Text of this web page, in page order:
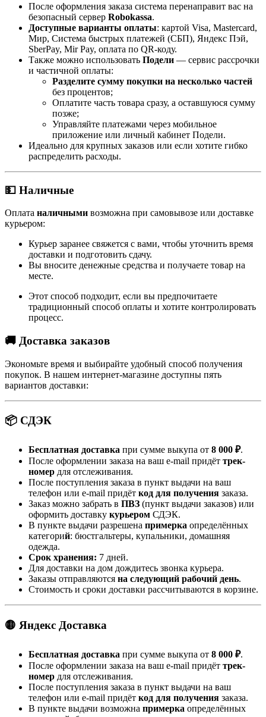
После оформления заказа система перенаправит вас на
безопасный сервер Robokassa.
Доступные варианты оплаты: картой Visa, Mastercard,
Мир, Система быстрых платежей (СБП), Яндекс Пэй,
SberPay, Mir Pay, оплата по QR-коду.
Также можно использовать Подели — сервис рассрочки
и частичной оплаты:
Разделите сумму покупки на несколько частей
без процентов;
Оплатите часть товара сразу, а оставшуюся сумму
позже;
Управляйте платежами через мобильное
приложение или личный кабинет Подели.
Идеально для крупных заказов или если хотите гибко
распределить расходы.
💵 Наличные
Оплата наличными возможна при самовывозе или доставке
курьером:
Курьер заранее свяжется с вами, чтобы уточнить время
доставки и подготовить сдачу.
Вы вносите денежные средства и получаете товар на
месте.
Этот способ подходит, если вы предпочитаете
традиционный способ оплаты и хотите контролировать
процесс.
🚚 Доставка заказов
Экономьте время и выбирайте удобный способ получения
покупок. В нашем интернет-магазине доступны пять
вариантов доставки:
📦 СДЭК
Бесплатная доставка при сумме выкупа от 8 000 ₽.
После оформлении заказа на ваш e-mail придёт трек-
номер для отслеживания.
После поступления заказа в пункт выдачи на ваш
телефон или e-mail придёт код для получения заказа.
Заказ можно забрать в ПВЗ (пункт выдачи заказов) или
оформить доставку курьером СДЭК.
В пункте выдачи разрешена примерка определённых
категорий: бюстгальтеры, купальники, домашняя
одежда.
Срок хранения: 7 дней.
Для доставки на дом дождитесь звонка курьера.
Заказы отправляются на следующий рабочий день.
Стоимость и сроки доставки рассчитываются в корзине.
🟡 Яндекс Доставка
Бесплатная доставка при сумме выкупа от 8 000 ₽.
После оформлении заказа на ваш e-mail придёт трек-
номер для отслеживания.
После поступления заказа в пункт выдачи на ваш
телефон или e-mail придёт код для получения заказа.
В пункте выдачи возможна примерка определённых